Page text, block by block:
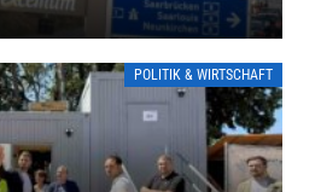
POLITIK & WIRTSCHAFT